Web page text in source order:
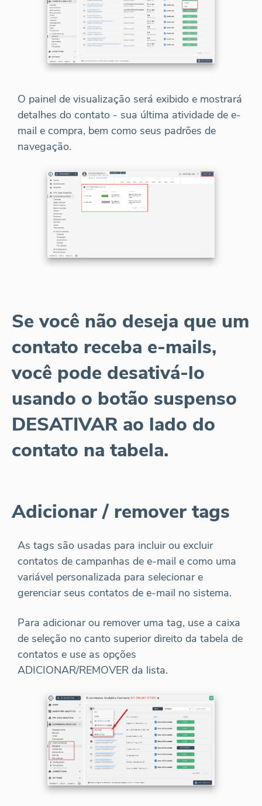
O painel de visualização será exibido e mostrará
detalhes do contato - sua última atividade de e-
mail e compra, bem como seus padrões de
navegação.
Se você não deseja que um
contato receba e-mails,
você pode desativá-lo
usando o botão suspenso
DESATIVAR ao lado do
contato na tabela.
Adicionar / remover tags
As tags são usadas para incluir ou excluir
contatos de campanhas de e-mail e como uma
variável personalizada para selecionar e
gerenciar seus contatos de e-mail no sistema.
Para adicionar ou remover uma tag, use a caixa
de seleção no canto superior direito da tabela de
contatos e use as opções
ADICIONAR/REMOVER da lista.